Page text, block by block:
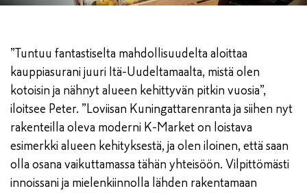
”Tuntuu fantastiselta mahdollisuudelta aloittaa
kauppiasurani juuri Itä-Uudeltamaalta, mistä olen
kotoisin ja nähnyt alueen kehittyvän pitkin vuosia”,
iloitsee Peter. ”Loviisan Kuningattarenranta ja siihen nyt
rakenteilla oleva moderni K-Market on loistava
esimerkki alueen kehityksestä, ja olen iloinen, että saan
olla osana vaikuttamassa tähän yhteisöön. Vilpittömästi
innoissani ja mielenkiinnolla lähden rakentamaan